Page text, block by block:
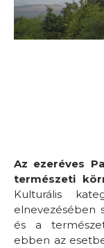
Az ezeréves
természeti
Kulturális
elnevezésében
és a
ebben az